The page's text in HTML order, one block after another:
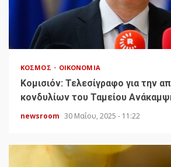
ΚΌΣΜΟΣ ΟΙΚΟΝΟΜΊΑ
Κομισιόν: Τελεσίγραφο για την
κονδυλίων του Ταμείου
newsroom 30 Μαΐου, 2025 - 11:22